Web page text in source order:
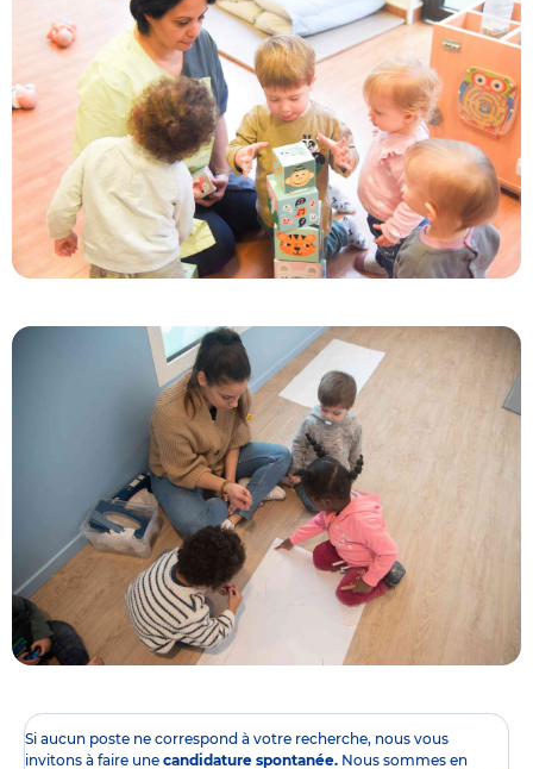
Si aucun poste ne correspond à votre recherche, nous vous
invitons à faire une candidature spontanée. Nous sommes en